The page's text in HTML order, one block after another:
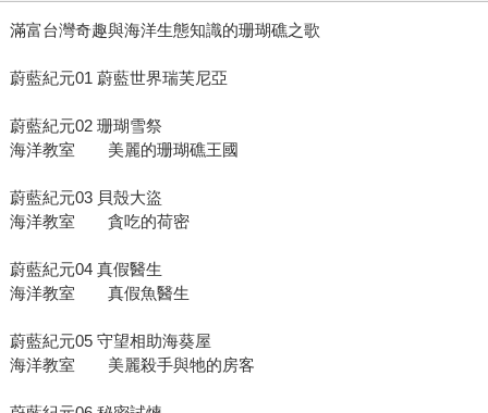
滿富台灣奇趣與海洋生態知識的珊瑚礁之歌
蔚藍紀元01 蔚藍世界瑞芙尼亞
蔚藍紀元02 珊瑚雪祭
海洋教室 美麗的珊瑚礁王國
蔚藍紀元03 貝殼大盜
海洋教室 貪吃的荷密
蔚藍紀元04 真假醫生
海洋教室 真假魚醫生
蔚藍紀元05 守望相助海葵屋
海洋教室 美麗殺手與牠的房客